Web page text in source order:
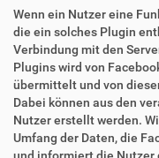
Wenn ein Nutzer eine
die ein solches Plugin
Verbindung mit den
Plugins wird von
übermittelt und von
Dabei können aus den
Nutzer erstellt werden.
Umfang der Daten, die